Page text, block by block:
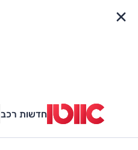
חדשות רכב